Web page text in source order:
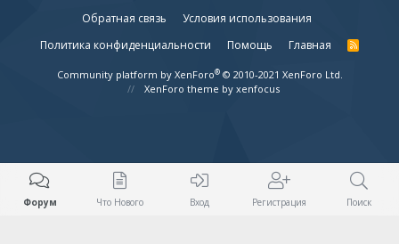
Обратная связь
Условия использования
Политика конфиденциальности
Помощь Главная
R
S
Community platform by XenForo® © 2010-2021 XenForo Ltd.
XenForo theme by xenfocus
Форум Что Нового Вход Регистрация Поиск